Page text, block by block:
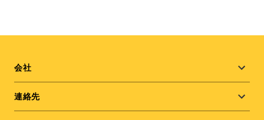
Footer
menu
会社
連絡先